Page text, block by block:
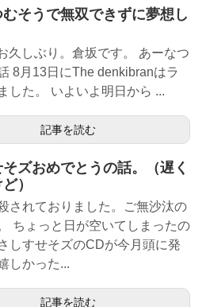
そうで無双できずに夢想し
久しぶり。倉坂です。 あーなつ
8月13日にThe denkibranはラ
した。 いよいよ明日から ...
記事を読む
ズおめでとうの話。（遅く
）
されておりました。ご無沙汰の
ちょっと日が空いてしまったの
しすせそズのCDが今月頭に発
しかった...
記事を読む